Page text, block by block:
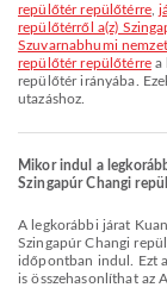
repülőtér repülőtérre,
repülőtérről a(z)
Szuvarnabhumi
repülőtér repülőtérrea
repülőtér irányába.
utazáshoz.
Mikor indul a
Szingapúr Changi
A legkorábbi járat Kuangcsou Pajjüni nemzetközi repülőtér repülőtérről
Szingapúr Changi
időpontban indul. Ezt
is összehasonlíthat az